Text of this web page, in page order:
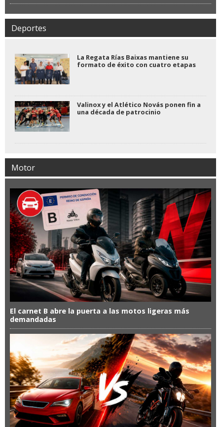
Deportes
La Regata Rías Baixas mantiene su
formato de éxito con cuatro etapas
Valinox y el Atlético Novás ponen fin a
una década de patrocinio
Motor
El carnet B abre la puerta a las motos ligeras más
demandadas